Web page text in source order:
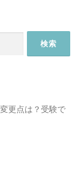
更点は？受験で